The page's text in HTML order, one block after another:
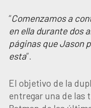
“Comenzamos a
en ella durante dos
páginas que Jason
esta”.
El objetivo de la
entregar una de las